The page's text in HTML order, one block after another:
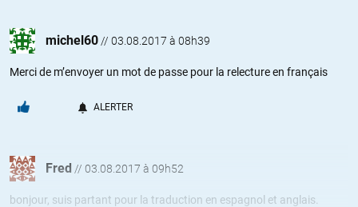
michel60 // 03.08.2017 à 08h39
Merci de m’envoyer un mot de passe pour la relecture en français
ALERTER
Fred // 03.08.2017 à 09h52
bonjour, suis partant pour la traduction en espagnol et anglais.